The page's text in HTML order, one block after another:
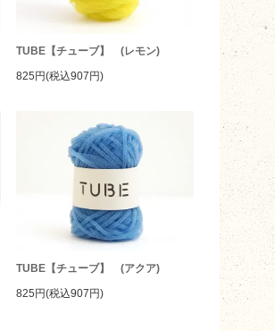
TUBE【チューブ】 (レモン)
825円(税込907円)
TUBE【チューブ】 (アクア)
825円(税込907円)